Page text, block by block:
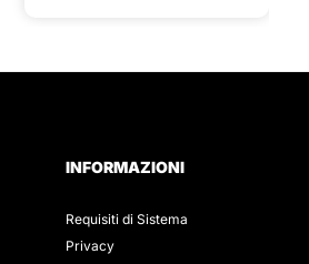
INFORMAZIONI
Requisiti di Sistema
Privacy